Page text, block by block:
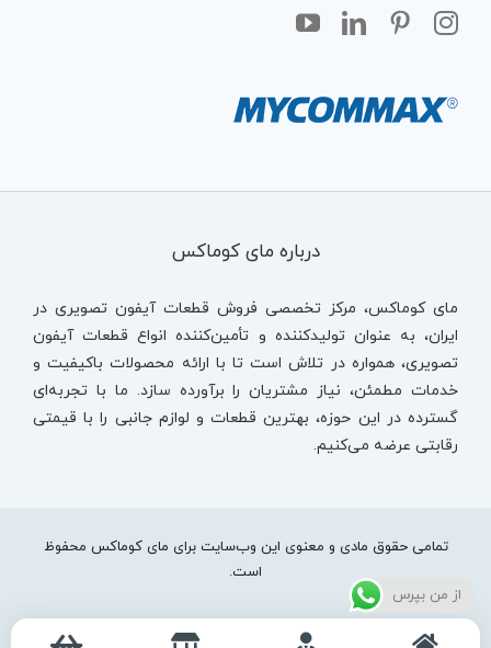
درباره مای کوماکس
مای کوماکس، مرکز تخصصی فروش قطعات آیفون تصویری در
ایران، به عنوان تولیدکننده و تأمین‌کننده انواع قطعات آیفون
تصویری، همواره در تلاش است تا با ارائه محصولات باکیفیت و
خدمات مطمئن، نیاز مشتریان را برآورده سازد. ما با تجربه‌ای
گسترده در این حوزه، بهترین قطعات و لوازم جانبی را با قیمتی
رقابتی عرضه می‌کنیم.
تمامی حقوق مادی و معنوی این وب‌سایت برای مای کوماکس محفوظ
است.
از من بپرس